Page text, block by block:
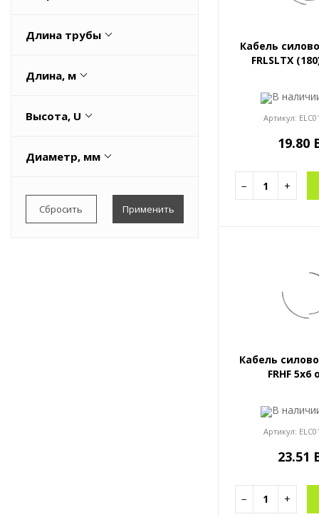
Весь список
Длина трубы
Длина, м
Высота, U
0.0129
Диаметр, мм
12,9
Кабель
FRLSLTX
В
Артикул:
19.80
− +
Кабель
FRHF 5x6
В
Артикул:
23.51
− +